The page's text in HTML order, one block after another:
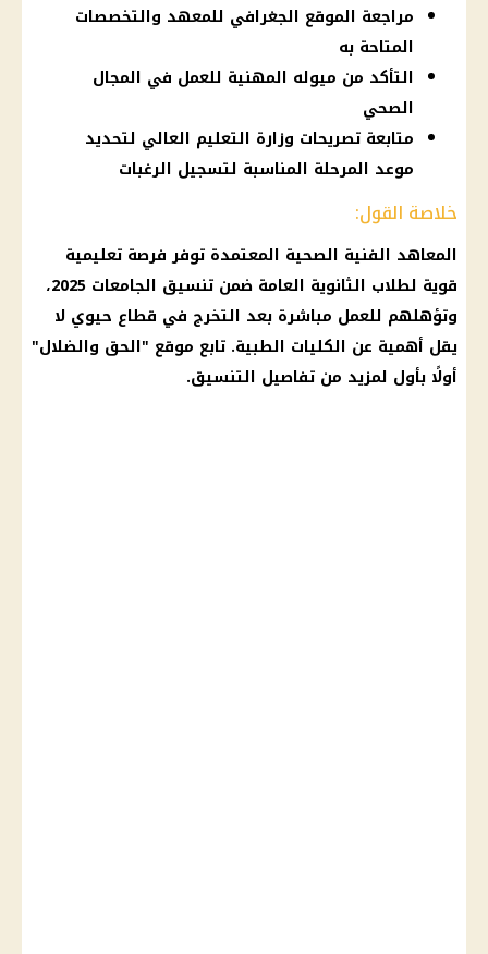
مراجعة الموقع الجغرافي للمعهد والتخصصات
المتاحة به
التأكد من ميوله المهنية للعمل في المجال
الصحي
متابعة تصريحات وزارة التعليم العالي لتحديد
موعد المرحلة المناسبة لتسجيل الرغبات
خلاصة القول:
المعاهد الفنية الصحية المعتمدة توفر فرصة تعليمية
قوية لطلاب الثانوية العامة ضمن تنسيق الجامعات 2025،
وتؤهلهم للعمل مباشرة بعد التخرج في قطاع حيوي لا
يقل أهمية عن الكليات الطبية. تابع موقع "الحق والضلال"
أولًا بأول لمزيد من تفاصيل التنسيق.